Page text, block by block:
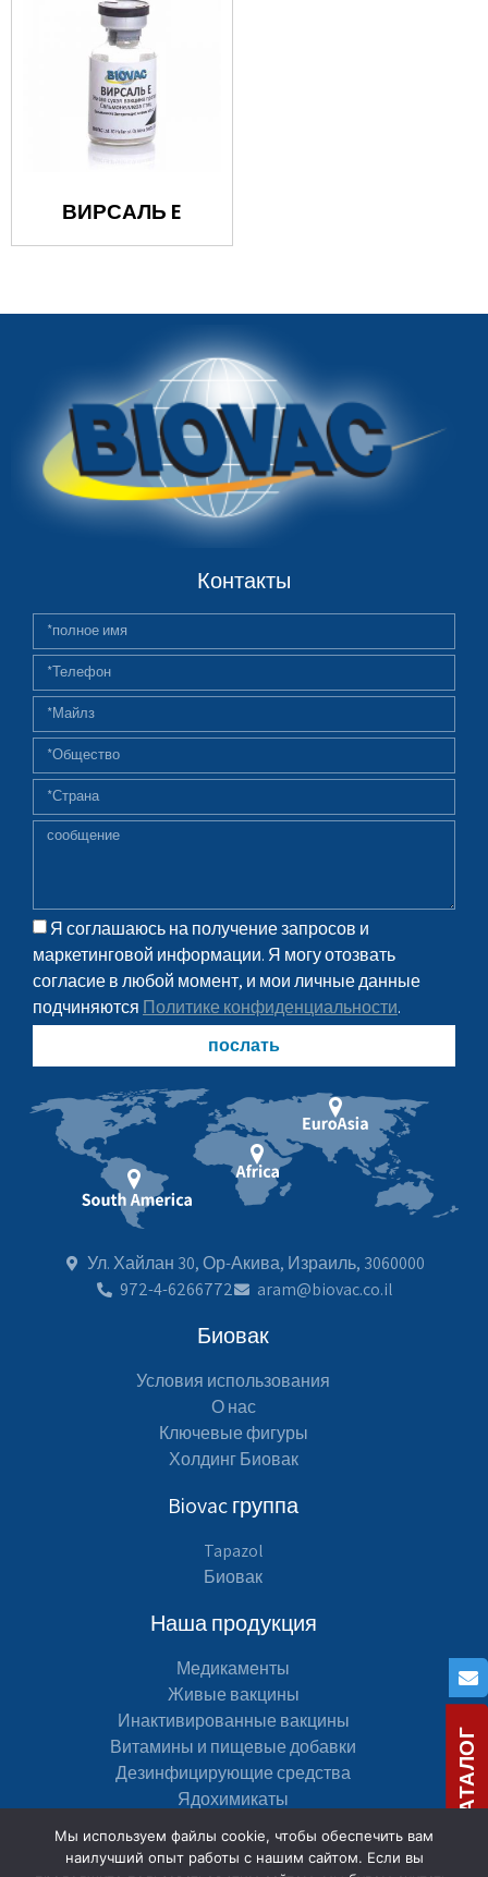
ВИРСАЛЬ E
СКАЧАТЬ КАТАЛОГ
Контакты
Я соглашаюсь на получение запросов и
маркетинговой информации. Я могу отозвать
согласие в любой момент, и мои личные данные
подчиняются Политике конфиденциальности.
послать
Ул. Хайлан 30, Ор-Акива, Израиль, 3060000
972-4-6266772
aram@biovac.co.il
Биовак
Условия использования
О нас
Ключевые фигуры
Холдинг Биовак
Biovac группа
Tapazol
Биовак
Наша продукция
Медикаменты
Живые вакцины
Инактивированные вакцины
Витамины и пищевые добавки
Дезинфицирующие средства
Ядохимикаты
Навигация по сайту
Мы используем файлы cookie, чтобы обеспечить вам
наилучший опыт работы с нашим сайтом. Если вы